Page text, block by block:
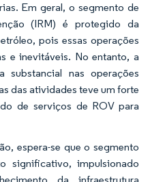
Em geral, o segmento de
(IRM) é protegido da
pois essas operações
e inevitáveis. No entanto, a
substancial nas operações
das atividades teve um forte
de serviços de ROV para
espera-se que o segmento
significativo, impulsionado